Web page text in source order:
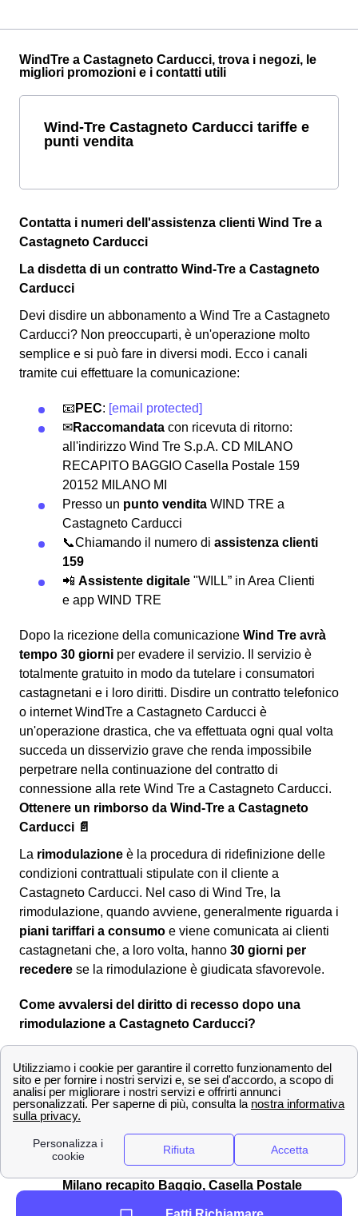
WindTre a Castagneto Carducci, trova i negozi, le
migliori promozioni e i contatti utili
Wind-Tre Castagneto Carducci tariffe e
punti vendita
Contatta i numeri dell'assistenza clienti Wind Tre a
Castagneto Carducci
La disdetta di un contratto Wind-Tre a Castagneto
Carducci
Devi disdire un abbonamento a Wind Tre a Castagneto
Carducci? Non preoccuparti, è un'operazione molto
semplice e si può fare in diversi modi. Ecco i canali
tramite cui effettuare la comunicazione:
📧 PEC: [email protected]
✉Raccomandata con ricevuta di ritorno:
all'indirizzo Wind Tre S.p.A. CD MILANO
RECAPITO BAGGIO Casella Postale 159
20152 MILANO MI
Presso un punto vendita WIND TRE a
Castagneto Carducci
📞Chiamando il numero di assistenza clienti
159
📲 Assistente digitale "WILL” in Area Clienti
e app WIND TRE
Dopo la ricezione della comunicazione Wind Tre avrà
tempo 30 giorni per evadere il servizio. Il servizio è
totalmente gratuito in modo da tutelare i consumatori
castagnetani e i loro diritti. Disdire un contratto telefonico
o internet WindTre a Castagneto Carducci è
un'operazione drastica, che va effettuata ogni qual volta
succeda un disservizio grave che renda impossibile
perpetrare nella continuazione del contratto di
connessione alla rete Wind Tre a Castagneto Carducci.
Ottenere un rimborso da Wind-Tre a Castagneto
Carducci 📄
La rimodulazione è la procedura di ridefinizione delle
condizioni contrattuali stipulate con il cliente a
Castagneto Carducci. Nel caso di Wind Tre, la
rimodulazione, quando avviene, generalmente riguarda i
piani tariffari a consumo e viene comunicata ai clienti
castagnetani che, a loro volta, hanno 30 giorni per
recedere se la rimodulazione è giudicata sfavorevole.
Come avvalersi del diritto di recesso dopo una
rimodulazione a Castagneto Carducci?
nuove condizioni èsenza penali né costiper i clienti
castagnetani. Per comunicare la volontà di recesso si
dovrà utilizzare uno dei seguenti canali:
PEC all'indirizzo: [email protected]
Raccomandata A/R a:Wind Tre S.p.A. CD
Milano recapito Baggio, Casella Postale